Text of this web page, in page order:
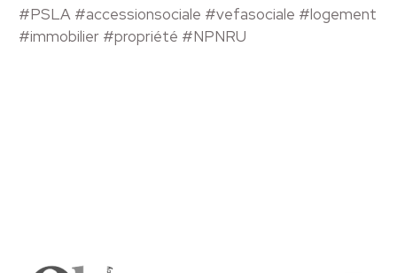
#PSLA #accessionsociale #vefasociale #logement
#immobilier #propriété #NPNRU